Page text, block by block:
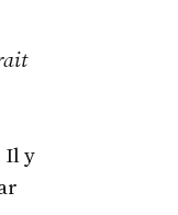
Il y